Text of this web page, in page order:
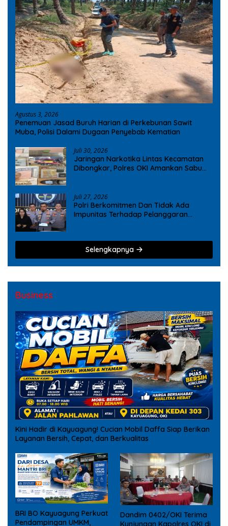
Agustus 3, 2026
Penemuan Jasad Buruh Harian di Perkebunan Sawit
Muba, Polisi Dalami Dugaan Penyebab Kematian
Juli 30, 2026
Jaringan Narkotika Lintas Kecamatan
Dibongkar, Polres OKI Amankan Sabu
Juli 27, 2026
Polri Berkomitmen Dan Tidak Ada
Impunitas Terhadap Pelanggaran
Selengkapnya
Business
Kini Hadir di Kayuagung! Cucian Mobil Daffa Siap Berikan
Layanan Bersih, Cepat, dan Berkualitas
BRI BO Kayuagung Perkuat
Pendampingan UMKM,
Dandim 0402/OKI Terima
Kunjungan Kapolres OKI di